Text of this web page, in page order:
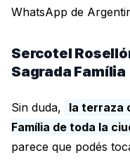
WhatsApp de
Sercotel
Sagrada Família
Sin duda,
la terraza
Família de toda la
parece que podés